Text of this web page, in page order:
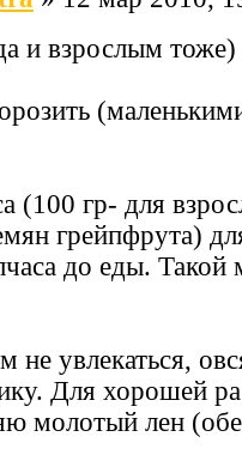
и взрослым
гр- для
грейпфрута)
до еды.
не увлекаться,
Для хорошей
молотый лен